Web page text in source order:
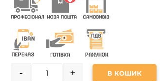
QUANTITY
- + В КОШИК